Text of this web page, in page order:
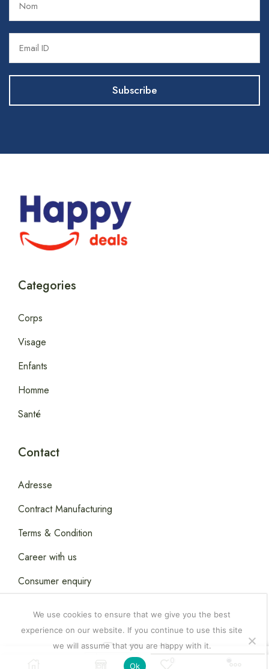
Categories
Corps
Visage
Enfants
Homme
Santé
Contact
Adresse
Contract Manufacturing
Terms & Condition
Career with us
Consumer enquiry
Copyright © 2026Happydealsdakar
We use cookies to ensure that we give you the best
experience on our website. If you continue to use this site
we will assume that you are happy with it.
Ok